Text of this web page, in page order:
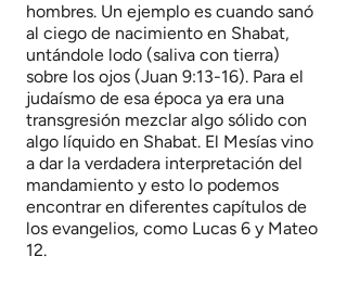
hombres. Un ejemplo es cuando sanó
al ciego de nacimiento en Shabat,
untándole lodo (saliva con tierra)
sobre los ojos (Juan 9:13-16). Para el
judaísmo de esa época ya era una
transgresión mezclar algo sólido con
algo líquido en Shabat. El Mesías vino
a dar la verdadera interpretación del
mandamiento y esto lo podemos
encontrar en diferentes capítulos de
los evangelios, como Lucas 6 y Mateo
12.